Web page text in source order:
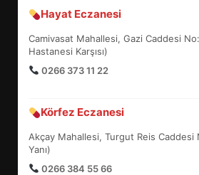
Hayat Eczanesi
Camivasat Mahallesi, Gazi Caddesi
Hastanesi Karşısı)
0266 373 11 22
Körfez Eczanesi
Akçay Mahallesi, Turgut Reis Caddesi
Yanı)
0266 384 55 66
5
BALIKESİR
UZATILDI: NE
6
TURNUVASI